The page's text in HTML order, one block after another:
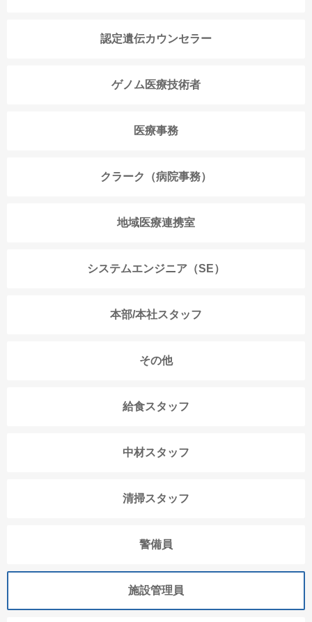
認定遺伝カウンセラー
ゲノム医療技術者
医療事務
クラーク（病院事務）
地域医療連携室
システムエンジニア（SE）
本部/本社スタッフ
その他
給食スタッフ
中材スタッフ
清掃スタッフ
警備員
施設管理員